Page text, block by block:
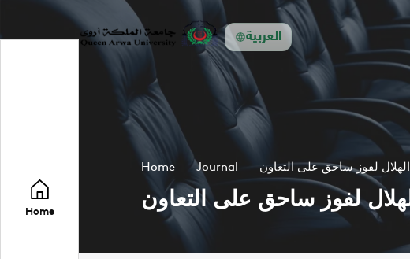
العربية
Home
Home Journal الهلال لفوز ساحق على التعاون
لفوز ساحق على التعاون